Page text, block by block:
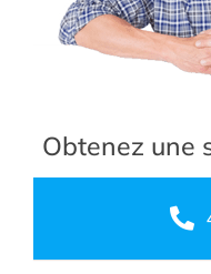
Obtenez une